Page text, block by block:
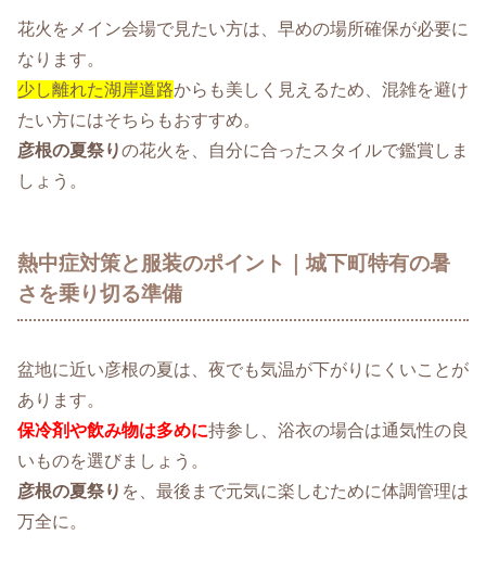
花火をメイン会場で見たい方は、早めの場所確保が必要に
なります。
少し離れた湖岸道路からも美しく見えるため、混雑を避け
たい方にはそちらもおすすめ。
彦根の夏祭りの花火を、自分に合ったスタイルで鑑賞しま
しょう。
熱中症対策と服装のポイント｜城下町特有の暑
さを乗り切る準備
盆地に近い彦根の夏は、夜でも気温が下がりにくいことが
あります。
保冷剤や飲み物は多めに持参し、浴衣の場合は通気性の良
いものを選びましょう。
彦根の夏祭り を、最後まで元気に楽しむために体調管理は
万全に。